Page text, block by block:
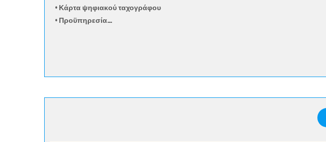
• Κάρτα ψηφιακού ταχογράφου
• Προϋπηρεσία…